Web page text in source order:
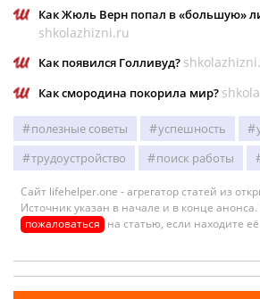
Как Жюль Верн попал в «большую»
shkolazhizni.ru
Как появился Голливуд?
Как смородина покорила мир?
полезные советы успешность
трудоустройство
поиск работы
Сайт lifehelper.one - агрегатор статей из
Источник указан в начале и в конце
пожаловаться на статью, если находите